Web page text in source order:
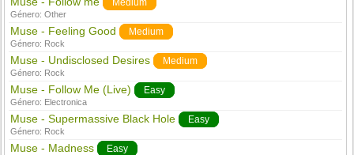
Medium
Género:Other
Muse - Feeling Good Medium
Género: Rock
Muse - Undisclosed Desires Medium
Género: Rock
Muse - Follow Me (Live) Easy
Género: Electronica
Muse - Supermassive Black Hole Easy
Género: Rock
Muse - Madness Easy